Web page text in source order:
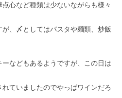
心など種類は少ないながらも様々
が、〆としてはパスタや麺類、炒飯
ーなどもあるようですが、この日は
ていましたのでやっぱワインだろ